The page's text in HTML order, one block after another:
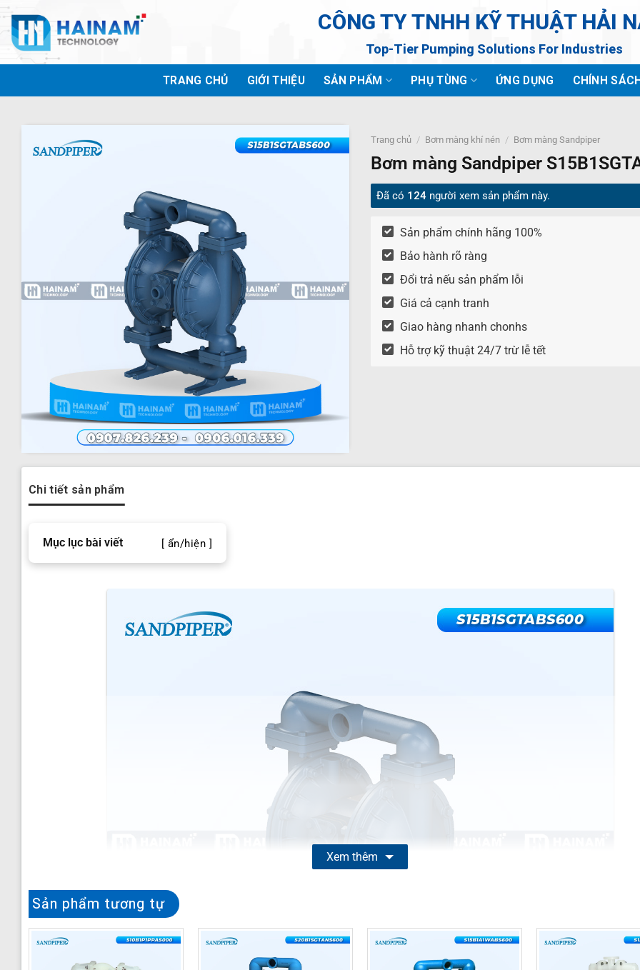
Bỏ
qua
nội
dung
CÔNG TY TNHH KỸ THUẬT HẢI
Top-Tier Pumping Solutions For Industries
TRANG CHỦ GIỚI THIỆU SẢN PHẨM PHỤ TÙNG ỨNG DỤNG CHÍNH
Trang chủ / Bơm màng khí nén / Bơm màng Sandpiper
Bơm màng Sandpiper
Đã có 124 người xem sản phẩm này.
Sản phẩm chính hãng 100%
Bảo hành rõ ràng
Đổi trả nếu sản phẩm lỗi
Giá cả cạnh tranh
Giao hàng nhanh chonhs
Hỗ trợ kỹ thuật 24/7 trừ lễ tết
Chi tiết sản phẩm
Mục lục bài viết [ ẩn/hiện ]
Xem thêm
Sản phẩm tương tự